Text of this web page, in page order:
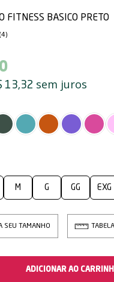
FITNESS BASICO PRETO
(4)
13,32 sem juros
M G GG EXG
SEU TAMANHO
ADICIONAR AO